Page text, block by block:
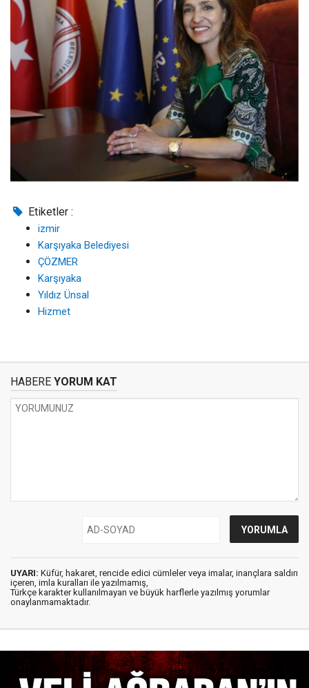
Etiketler :
izmir
Karşıyaka Belediyesi
ÇÖZMER
Karşıyaka
Yıldız Ünsal
Hizmet
HABERE YORUM KAT
UYARI: Küfür, hakaret, rencide edici cümleler veya imalar, inançlara saldırı
içeren, imla kuralları ile yazılmamış,
Türkçe karakter kullanılmayan ve büyük harflerle yazılmış yorumlar
onaylanmamaktadır.